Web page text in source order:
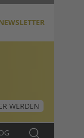
WERDEN